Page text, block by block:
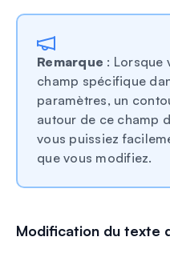
Remarque : Lorsque
champ spécifique
paramètres, un
autour de ce champ
vous puissiez
que vous modifiez.
Modification du texte